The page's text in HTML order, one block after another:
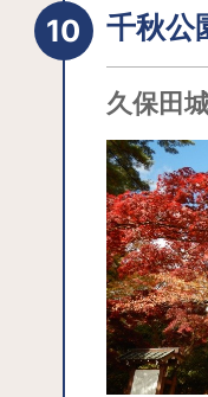
湯野浜温
ーシャン
水浴やマ
江戸時代
で波乗り
っており
れていま
近郊には
に有名に
ので、ぜ
千秋公
久保田